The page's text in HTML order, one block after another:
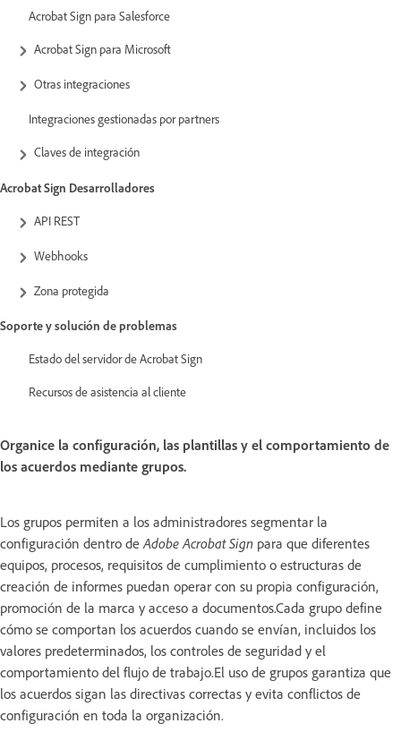
Acrobat Sign para Salesforce
Acrobat Sign para Microsoft
Otras integraciones
Integraciones gestionadas por partners
Claves de integración
Acrobat Sign Desarrolladores
API REST
Webhooks
Zona protegida
Soporte y solución de problemas
Estado del servidor de Acrobat Sign
Recursos de asistencia al cliente
Organice la configuración, las plantillas y el comportamiento de
los acuerdos mediante grupos.
Los grupos permiten a los administradores segmentar la
configuración dentro de Adobe Acrobat Sign para que diferentes
equipos, procesos, requisitos de cumplimiento o estructuras de
creación de informes puedan operar con su propia configuración,
promoción de la marca y acceso a documentos.Cada grupo define
cómo se comportan los acuerdos cuando se envían, incluidos los
valores predeterminados, los controles de seguridad y el
comportamiento del flujo de trabajo.El uso de grupos garantiza que
los acuerdos sigan las directivas correctas y evita conflictos de
configuración en toda la organización.